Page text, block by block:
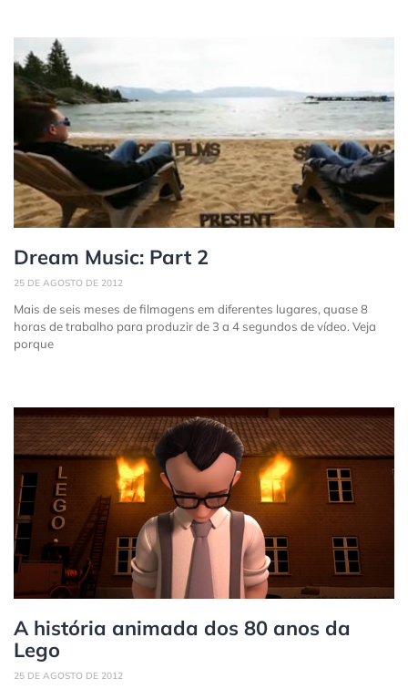
Dream Music: Part 2
25 DE AGOSTO DE 2012
Mais de seis meses de filmagens em diferentes lugares, quase 8
horas de trabalho para produzir de 3 a 4 segundos de vídeo. Veja
porque
A história animada dos 80 anos da
Lego
25 DE AGOSTO DE 2012